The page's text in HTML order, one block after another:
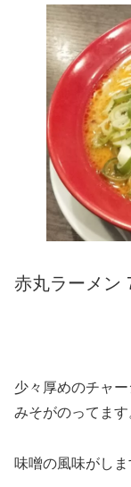
赤丸ラーメ
少々厚めのチャ
みそがのってます
味噌の風味がしま